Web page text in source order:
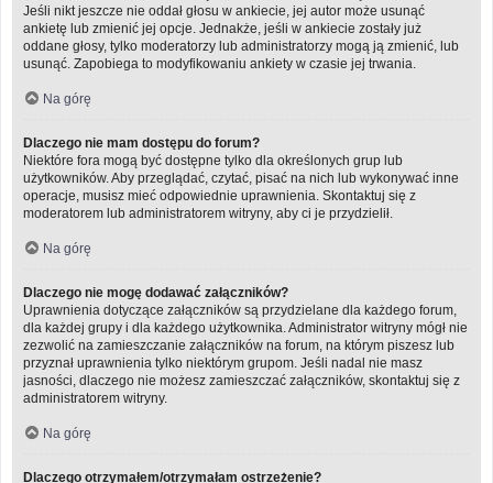
Jeśli nikt jeszcze nie oddał głosu w ankiecie, jej autor może usunąć
ankietę lub zmienić jej opcje. Jednakże, jeśli w ankiecie zostały już
oddane głosy, tylko moderatorzy lub administratorzy mogą ją zmienić, lub
usunąć. Zapobiega to modyfikowaniu ankiety w czasie jej trwania.
Na górę
Dlaczego nie mam dostępu do forum?
Niektóre fora mogą być dostępne tylko dla określonych grup lub
użytkowników. Aby przeglądać, czytać, pisać na nich lub wykonywać inne
operacje, musisz mieć odpowiednie uprawnienia. Skontaktuj się z
moderatorem lub administratorem witryny, aby ci je przydzielił.
Na górę
Dlaczego nie mogę dodawać załączników?
Uprawnienia dotyczące załączników są przydzielane dla każdego forum,
dla każdej grupy i dla każdego użytkownika. Administrator witryny mógł nie
zezwolić na zamieszczanie załączników na forum, na którym piszesz lub
przyznał uprawnienia tylko niektórym grupom. Jeśli nadal nie masz
jasności, dlaczego nie możesz zamieszczać załączników, skontaktuj się z
administratorem witryny.
Na górę
Dlaczego otrzymałem/otrzymałam ostrzeżenie?